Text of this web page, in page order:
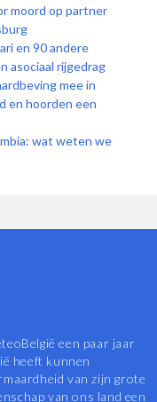
moord op partner
en 90 andere
asociaal rijgedrag
mee in
en hoorden een
wat weten we
een paar jaar
heeft kunnen
van zijn grote
van ons land een